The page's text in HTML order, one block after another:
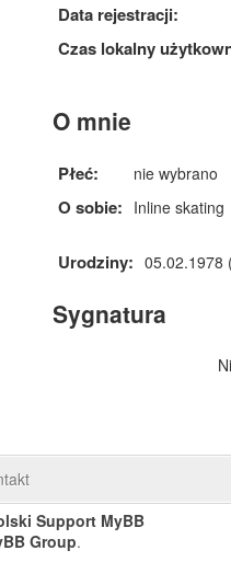
Data rejestracji:
Czas lokalny
O mnie
Płeć: nie wybrano
O sobie: Inline skating
Urodziny: 05.02.1978
Sygnatura
Support MyBB
Group.